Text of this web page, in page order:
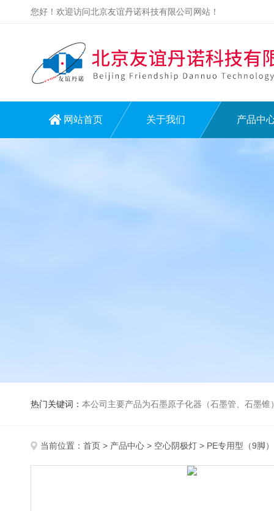
您好！欢迎访问北京友谊丹诺科技有限公司网站！
网站首页 关于我们 产品中
热门关键词： 本公司主要产品为石墨原子化器（石墨管、石墨锥）、元素空心阴极灯、氘灯、空心
当前位置： 首页 > 产品中心 > 空心阴极灯 > PE专用型（9脚